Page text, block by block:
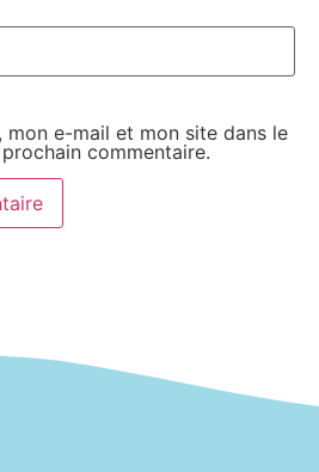
mon e-mail et mon site dans le
commentaire.